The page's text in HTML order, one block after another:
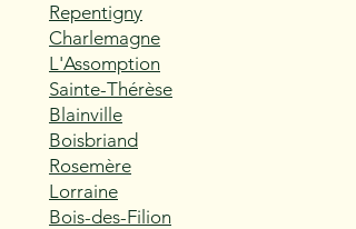
Repentigny
Charlemagne
L'Assomption
Sainte-Thérèse
Blainville
Boisbriand
Rosemère
Lorraine
Bois-des-Filion